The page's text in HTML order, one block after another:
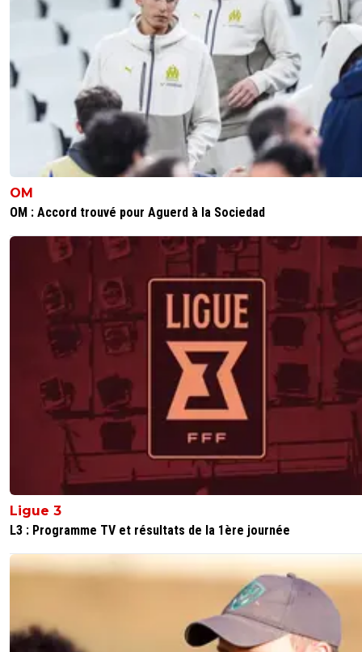
OM
OM : Accord trouvé pour Aguerd à la Sociedad
Ligue 3
L3 : Programme TV et résultats de la 1ère journée